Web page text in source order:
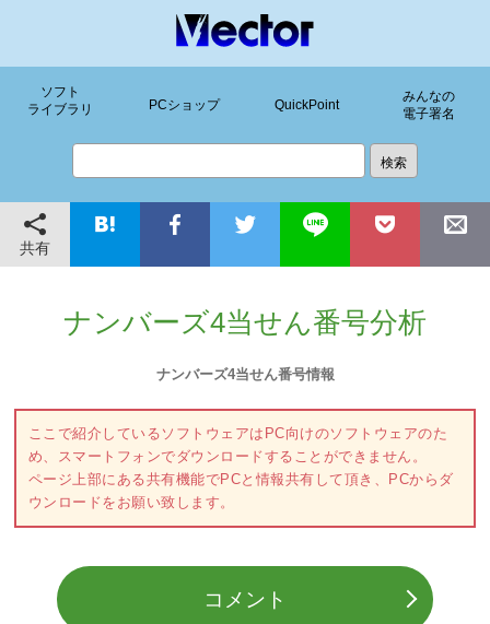
ソフト
ライブラリ
PCショップ QuickPoint
みんなの
電子署名
共有
ナンバーズ4当せん番号分析
ナンバーズ4当せん番号情報
ここで紹介しているソフトウェアはPC向けのソフトウェアのた
め、スマートフォンでダウンロードすることができません。
ページ上部にある共有機能でPCと情報共有して頂き、PCからダ
ウンロードをお願い致します。
コメント